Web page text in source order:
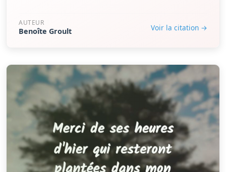
AUTEUR
Benoîte Groult Voir la citation →